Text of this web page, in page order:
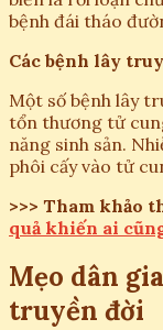
bệnh đái tháo
Các bệnh lây
Một số bệnh lây
tổn thương tử
năng sinh sản.
phôi cấy vào tử
>>> Tham khảo
quả khiến ai
Mẹo dân
truyền đời